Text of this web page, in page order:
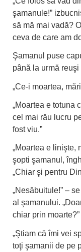
şamanule!”
să mă mai vadă?
ceva de care am
Şamanul puse
până la urmă
„Ce-i moartea,
„Moartea e totuna
cel mai rău lucru
fost viu.”
„Moartea e linişte,
şopti şamanul,
„Chiar şi pentru
„Nesăbuitule!” –
al şamanului.
chiar prin moarte?”
„Ştiam că îmi vei
toţi şamanii de pe